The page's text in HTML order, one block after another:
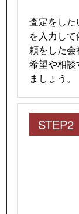
査定をし
を入力し
頼をした会
希望や相談
ましょう。
STEP2